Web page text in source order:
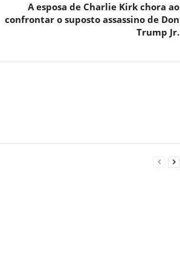
A esposa de Charlie Kirk chora ao
confrontar o suposto assassino de Don
Trump Jr.